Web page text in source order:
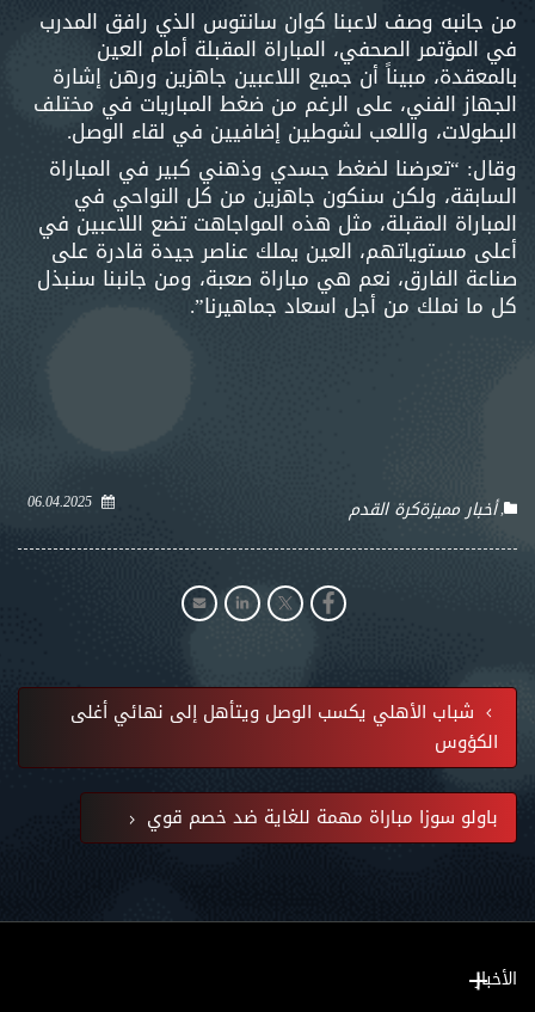
من جانبه وصف لاعبنا كوان سانتوس الذي رافق المدرب
في المؤتمر الصحفي، المباراة المقبلة أمام العين
بالمعقدة، مبيناً أن جميع اللاعبين جاهزين ورهن إشارة
الجهاز الفني، على الرغم من ضغط المباريات في مختلف
البطولات، واللعب لشوطين إضافيين في لقاء الوصل.
وقال: “تعرضنا لضغط جسدي وذهني كبير في المباراة
السابقة، ولكن سنكون جاهزين من كل النواحي في
المباراة المقبلة، مثل هذه المواجاهت تضع اللاعبين في
أعلى مستوياتهم، العين يملك عناصر جيدة قادرة على
صناعة الفارق، نعم هي مباراة صعبة، ومن جانبنا سنبذل
كل ما نملك من أجل اسعاد جماهيرنا”.
06.04.2025 أخبار مميزةكرة القدم
شباب الأهلي يكسب الوصل ويتأهل إلى نهائي أغلى
الكؤوس
باولو سوزا مباراة مهمة للغاية ضد خصم قوي
الأخبار